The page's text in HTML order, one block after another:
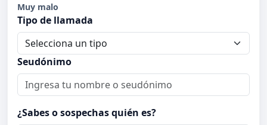
Muy malo
Tipo de llamada
Seudónimo
¿Sabes o sospechas quién es?